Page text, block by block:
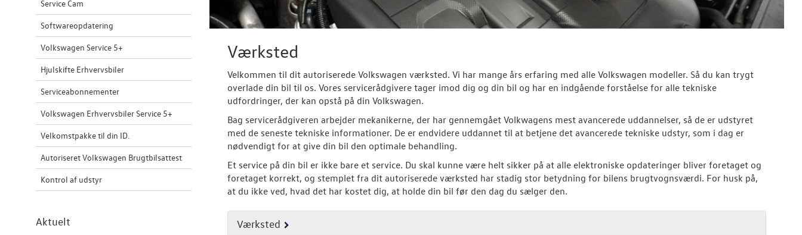
Service Cam
Softwareopdatering
Volkswagen Service 5+
Hjulskifte Erhvervsbiler
Serviceabonnementer
Volkswagen Erhvervsbiler Service 5+
Velkomstpakke til din ID.
Autoriseret Volkswagen Brugtbilsattest
Kontrol af udstyr
Aktuelt
Værksted
Velkommen til dit autoriserede Volkswagen værksted. Vi har mange års erfaring med alle Volkswagen modeller. Så du kan trygt
overlade din bil til os. Vores servicerådgivere tager imod dig og din bil og har en indgående forståelse for alle tekniske
udfordringer, der kan opstå på din Volkswagen.
Bag servicerådgiveren arbejder mekanikerne, der har gennemgået Volkwagens mest avancerede uddannelser, så de er udstyret
med de seneste tekniske informationer. De er endvidere uddannet til at betjene det avancerede tekniske udstyr, som i dag er
nødvendigt for at give din bil den optimale behandling.
Et service på din bil er ikke bare et service. Du skal kunne være helt sikker på at alle elektroniske opdateringer bliver foretaget og
foretaget korrekt, og stemplet fra dit autoriserede værksted har stadig stor betydning for bilens brugtvognsværdi. For husk på,
at du ikke ved, hvad det har kostet dig, at holde din bil før den dag du sælger den.
Værksted